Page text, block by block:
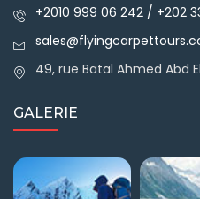
+2010 999 06 242 / +202
49, rue Batal Ahmed Abd
GALERIE